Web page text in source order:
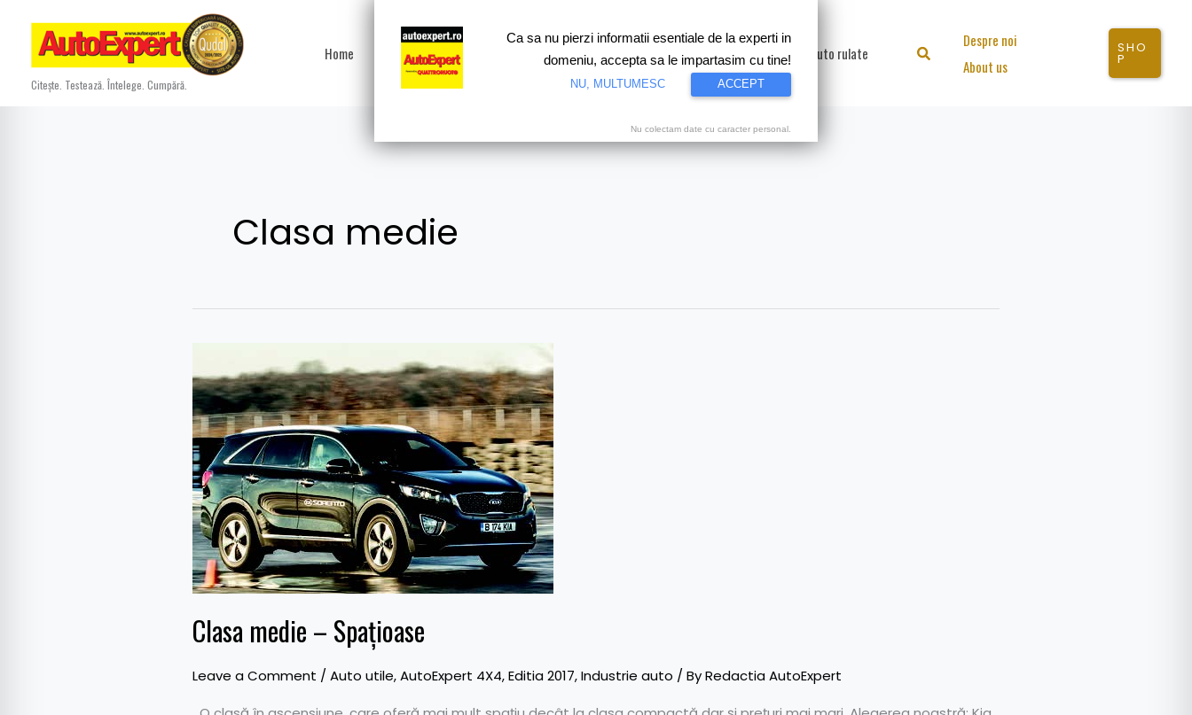
content
Citește. Testează. Întelege. Cumpără.
Home Test drive Motorsport Proiecte speciale Video Auto rulate Search
Despre noi
About us
SHO
P
Clasa medie
Clasa medie – Spațioase
Leave a Comment / Auto utile,AutoExpert 4X4,Editia 2017,Industrie auto / ByRedactia AutoExpert
medie
–
Spațioase
Ca sa nu pierzi informatii esentiale de la experti in
domeniu, accepta sa le impartasim cu tine!
NU, MULTUMESC ACCEPT
Nu colectam date cu caracter personal.